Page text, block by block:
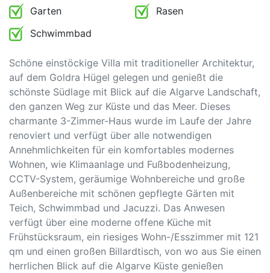
Garten
Rasen
Schwimmbad
Schöne einstöckige Villa mit traditioneller Architektur,
auf dem Goldra Hügel gelegen und genießt die
schönste Südlage mit Blick auf die Algarve Landschaft,
den ganzen Weg zur Küste und das Meer. Dieses
charmante 3-Zimmer-Haus wurde im Laufe der Jahre
renoviert und verfügt über alle notwendigen
Annehmlichkeiten für ein komfortables modernes
Wohnen, wie Klimaanlage und Fußbodenheizung,
CCTV-System, geräumige Wohnbereiche und große
Außenbereiche mit schönen gepflegte Gärten mit
Teich, Schwimmbad und Jacuzzi. Das Anwesen
verfügt über eine moderne offene Küche mit
Frühstücksraum, ein riesiges Wohn-/Esszimmer mit 121
qm und einen großen Billardtisch, von wo aus Sie einen
herrlichen Blick auf die Algarve Küste genießen